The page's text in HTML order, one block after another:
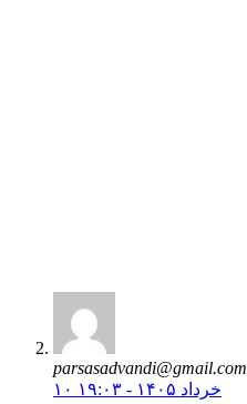
parsasadvandi@gmail.com
۱۰ خرداد ۱۴۰۵ - ۱۹:۰۳